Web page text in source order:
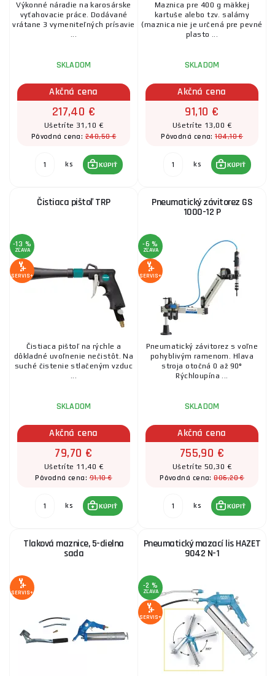
Výkonné náradie na karosárske
vyťahovacie práce. Dodávané
vrátane 3 vymeniteľných prísavie
...
SKLADOM
Akčná cena
217,40 €
Ušetríte 31,10 €
Pôvodná cena:248,50 €
ks KÚPIŤ
Maznica pre 400 g mäkkej
kartuše alebo tzv. salámy
(maznica nie je určená pre pevné
plasto ...
SKLADOM
Akčná cena
91,10 €
Ušetríte 13,00 €
Pôvodná cena:104,10 €
ks KÚPIŤ
Čistiaca pištoľ TRP
-13 %
ZĽAVA
SERVIS+
Čistiaca pištoľ na rýchle a
dôkladné uvoľnenie nečistôt. Na
suché čistenie stlačeným vzduc
...
SKLADOM
Akčná cena
79,70 €
Ušetríte 11,40 €
Pôvodná cena:91,10 €
ks KÚPIŤ
Pneumatický závitorez GS
1000-12 P
-6 %
ZĽAVA
SERVIS+
Pneumatický závitorez s voľne
pohyblivým ramenom. Hlava
stroja otočná 0 až 90°
Rýchloupína ...
SKLADOM
Akčná cena
755,90 €
Ušetríte 50,30 €
Pôvodná cena:806,20 €
ks KÚPIŤ
Tlaková maznice, 5-dielna
sada
SERVIS+
Pneumatický mazací lis HAZET
9042 N-1
-2 %
ZĽAVA
SERVIS+